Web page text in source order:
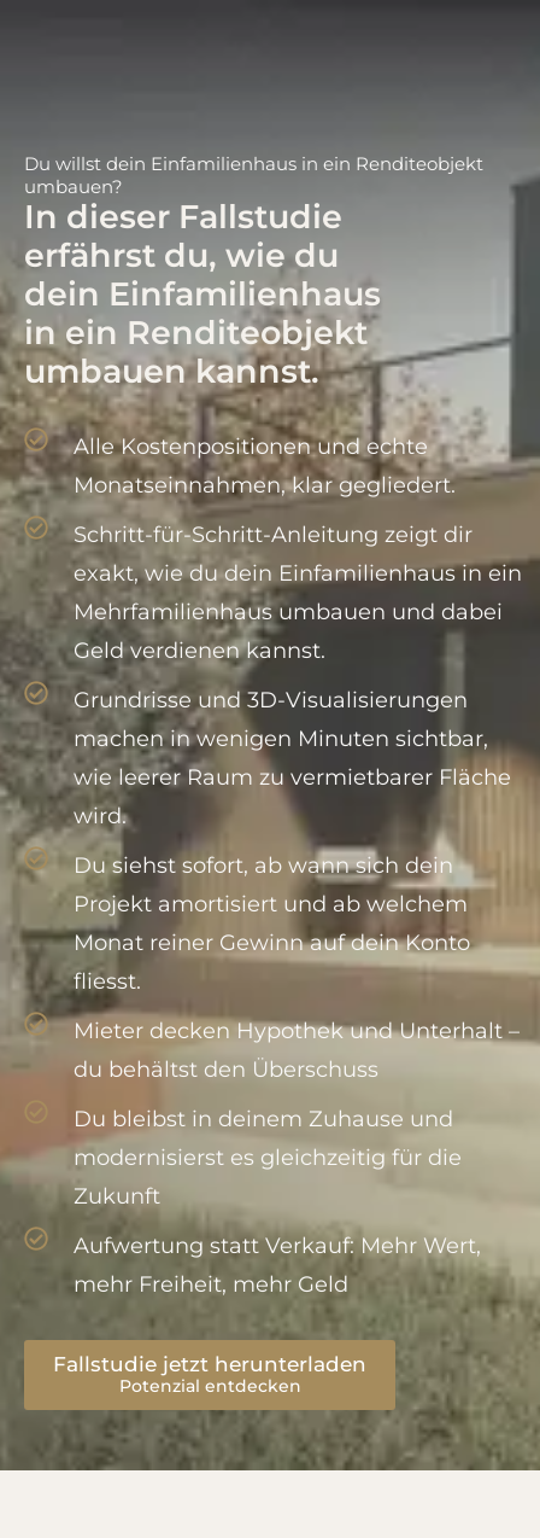
Du willst dein Einfamilienhaus in ein Renditeobjekt
umbauen?
In dieser Fallstudie
erfährst du, wie du
dein Einfamilienhaus
in ein Renditeobjekt
umbauen kannst.
Alle Kostenpositionen und echte
Monatseinnahmen, klar gegliedert.
Schritt-für-Schritt-Anleitung zeigt dir
exakt, wie du dein Einfamilienhaus in ein
Mehrfamilienhaus umbauen und dabei
Geld verdienen kannst.
Grundrisse und 3D-Visualisierungen
machen in wenigen Minuten sichtbar,
wie leerer Raum zu vermietbarer Fläche
wird.
Du siehst sofort, ab wann sich dein
Projekt amortisiert und ab welchem
Monat reiner Gewinn auf dein Konto
fliesst.
Mieter decken Hypothek und Unterhalt –
du behältst den Überschuss
Du bleibst in deinem Zuhause und
modernisierst es gleichzeitig für die
Zukunft
Aufwertung statt Verkauf: Mehr Wert,
mehr Freiheit, mehr Geld
Fallstudie jetzt herunterladen
Potenzial entdecken